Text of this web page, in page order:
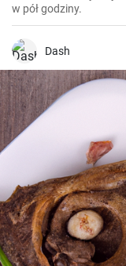
w pół godziny.
Dash